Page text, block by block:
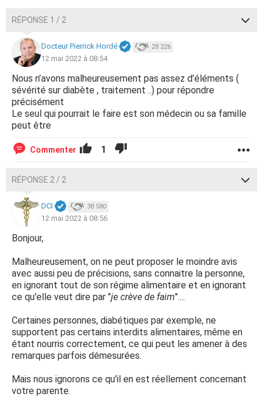
RÉPONSE 1 / 2
Docteur Pierrick Hordé 28 226
12 mai 2022 à 08:54
Nous n’avons malheureusement pas assez d’éléments (
sévérité sur diabète , traitement ..) pour répondre
précisément
Le seul qui pourrait le faire est son médecin ou sa famille
peut être
Commenter 1
RÉPONSE 2 / 2
DCI 38 580
12 mai 2022 à 08:56
Bonjour,
Malheureusement, on ne peut proposer le moindre avis
avec aussi peu de précisions, sans connaitre la personne,
en ignorant tout de son régime alimentaire et en ignorant
ce qu'elle veut dire par "je crève de faim"....
Certaines personnes, diabétiques par exemple, ne
supportent pas certains interdits alimentaires, même en
étant nourris correctement, ce qui peut les amener à des
remarques parfois démesurées.
Mais nous ignorons ce qu'il en est réellement concernant
votre parente.